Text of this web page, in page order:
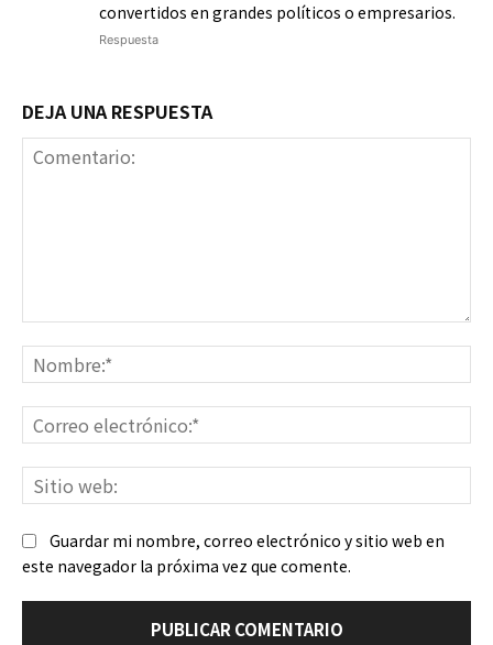
convertidos en grandes políticos o empresarios.
Respuesta
DEJA UNA RESPUESTA
Guardar mi nombre, correo electrónico y sitio web en
este navegador la próxima vez que comente.